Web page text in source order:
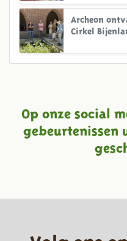
Archeon
Cirkel
Op onze social
gebeurtenissen